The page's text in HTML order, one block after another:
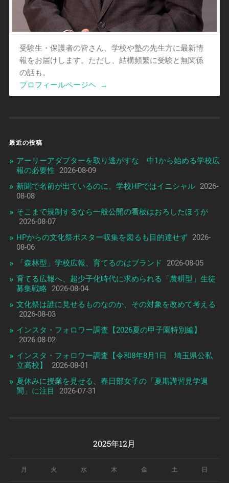
受験生・保護者の皆さん、学校や塾の先生方に最新情
報をお届けします。ただし、結構頻繁に受験と無関係
の話も。
プロフィールページヘ
→
最近の投稿
アーリーアダプターを取り逃がすな 中1から始める学校広
報の必要性
2026-08-09
新聞で名前が出ているのに、学校HPではイニシャル 2026-
08-08
そこまで規制するなら一般公開の看板はおろしたほうが
2026-08-07
HPからの文化祭ポスター収集を図るも目的達せず 2026-
08-06
「森林型」学校広報、育てるのはブランド
2026-08-05
育てる広報へ、超少子化時代に求められる「農耕型」生徒
募集戦略
2026-08-04
文化祭は誰に見せるものなのか、その対象を改めて考える
2026-08-03
インスタ・フォロワー調査【2026夏の甲子園特別編】
2026-08-02
インスタ・フォロワー調査【令和8年8月1日 埼玉県公私
立高校】
2026-08-01
夏休みに授業を見せる、春日部女子の「夏期講習見学週
間」に注目
2026-07-31
2025年12月
月 火 水 木 金 土 日